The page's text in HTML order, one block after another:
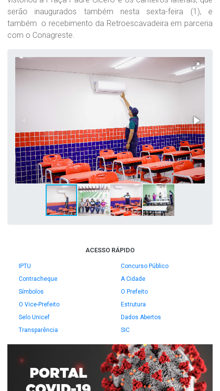
serão inaugurados também nesta sexta-feira (1), e
também o recebimento da Retroescavadeira em parceria
com o Conagreste.
ACESSO RÁPIDO
IPTU
Concurso Público
Contracheque
A Cidade
Símbolos
O Prefeito
O Vice-Prefeito
Estrutura
Selo Unicef
Dados Abertos
Transparência
SIC